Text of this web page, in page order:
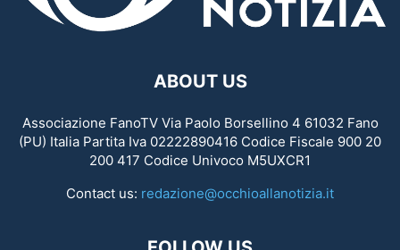
ABOUT US
Associazione FanoTV Via Paolo Borsellino 4 61032 Fano
(PU) Italia Partita Iva 02222890416 Codice Fiscale 900 20
200 417 Codice Univoco M5UXCR1
Contact us: redazione@occhioallanotizia.it